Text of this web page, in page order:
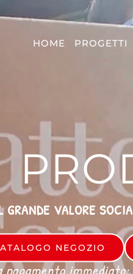
HOME PROGETTI
GRANDE VALORE
NEGOZIO
pagamento